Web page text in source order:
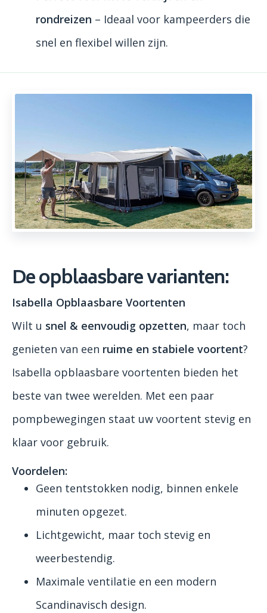
rondreizen – Ideaal voor kampeerders die
snel en flexibel willen zijn.
De opblaasbare varianten:
Isabella Opblaasbare Voortenten
Wilt u snel & eenvoudig opzetten, maar toch
genieten van een ruime en stabiele voortent?
Isabella opblaasbare voortenten bieden het
beste van twee werelden. Met een paar
pompbewegingen staat uw voortent stevig en
klaar voor gebruik.
Voordelen:
Geen tentstokken nodig, binnen enkele
minuten opgezet.
Lichtgewicht, maar toch stevig en
weerbestendig.
Maximale ventilatie en een modern
Scandinavisch design.